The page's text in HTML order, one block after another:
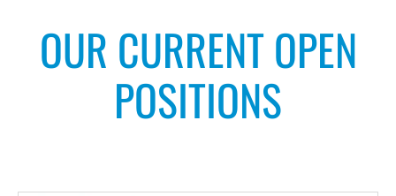
OUR CURRENT OPEN
POSITIONS